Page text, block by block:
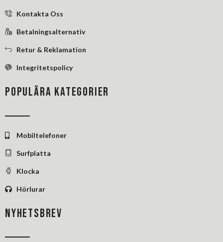
f
i
n
Kontakta Oss
Betalningsalternativ
Retur & Reklamation
Integritetspolicy
POPULÄRA KATEGORIER
Mobiltelefoner
Surfplatta
Klocka
Hörlurar
NYHETSBREV